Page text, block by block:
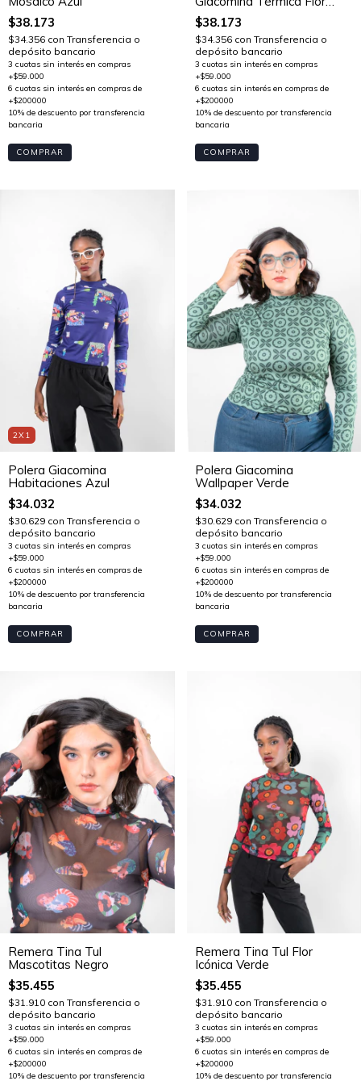
$38.173
$34.356 con Transferencia o
depósito bancario
COMPRAR
Icónica B&W
$38.173
$34.356 con Transferencia o
depósito bancario
COMPRAR
2X1
Polera Giacomina
Habitaciones Azul
$34.032
$30.629 con Transferencia o
depósito bancario
COMPRAR
Polera Giacomina
Wallpaper Verde
$34.032
$30.629 con Transferencia o
depósito bancario
COMPRAR
Remera Tina Tul
Mascotitas Negro
$35.455
$31.910 con Transferencia o
depósito bancario
Remera Tina Tul Flor
Icónica Verde
$35.455
$31.910 con Transferencia o
depósito bancario